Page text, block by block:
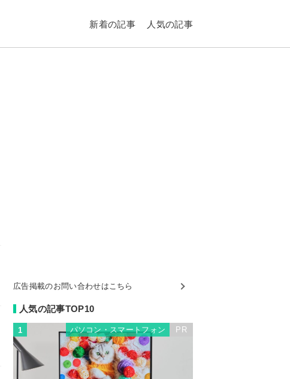
新着の記事 人気の記事
広告掲載のお問い合わせはこちら
人気の記事TOP10
1 パソコン・スマートフォン PR